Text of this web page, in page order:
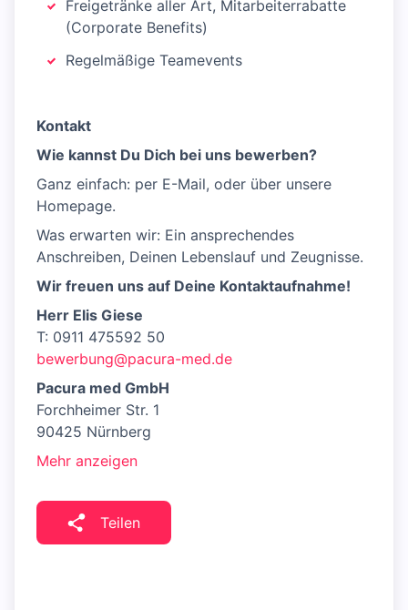
Freigetränke aller Art, Mitarbeiterrabatte
(Corporate Benefits)
Regelmäßige Teamevents
Kontakt
Wie kannst Du Dich bei uns bewerben?
Ganz einfach: per E-Mail, oder über unsere
Homepage.
Was erwarten wir: Ein ansprechendes
Anschreiben, Deinen Lebenslauf und Zeugnisse.
Wir freuen uns auf Deine Kontaktaufnahme!
Herr Elis Giese
T: 0911 475592 50
bewerbung@pacura-med.de
Pacura med GmbH
Forchheimer Str. 1
90425 Nürnberg
Mehr anzeigen
Teilen